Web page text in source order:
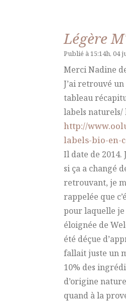
Légère
Publié à 15:14h, 04
Merci Nadine
J’ai retrouvé
tableau
labels naturels/
http://
labels-bio-en-
Il date de 2014.
si ça a changé
retrouvant, je
rappelée que
pour laquelle je
éloignée de
été déçue
fallait juste un
10% des
d’origine
quand à la